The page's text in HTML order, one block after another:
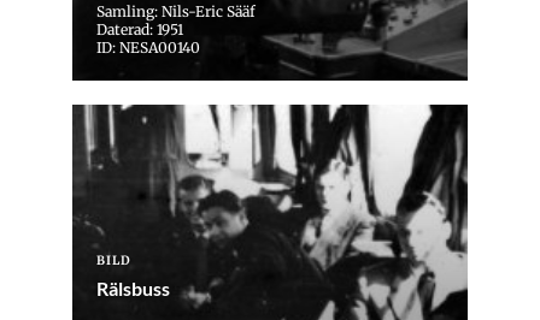
Samling: Nils-Eric Sääf
Daterad: 1951
ID: NESA00140
BILD
Rälsbuss